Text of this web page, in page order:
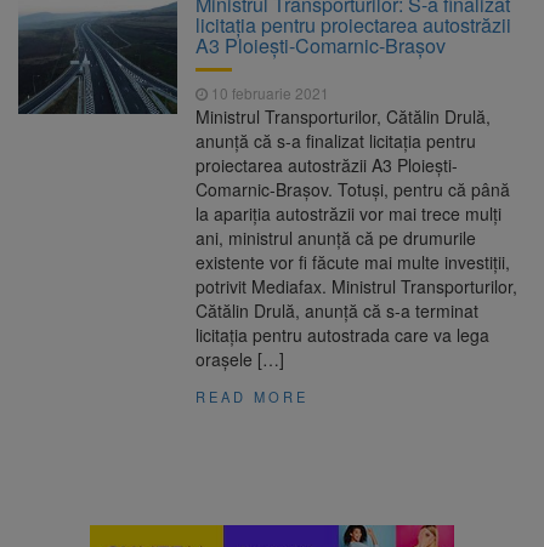
Ormeniș
6 august 2026
AUR a lansat platforma
suspeND.ro pentru urmărirea inițiativei de
suspendare a președintelui Nicușor Dan
6 august 2026
Înalta Curte analizează
dosarul lui Călin Georgescu și Horațiu Potra.
Judecătorii decid dacă începe procesul
Strategia națională pentru
biodiversitate 2026-2030, adoptată de Senat.
Proiectul merge la promulgare
licitația pentru proiectarea autostrăzii
A3 Ploiești-Comarnic-Brașov
10 februarie 2021
Ministrul Transporturilor, Cătălin Drulă,
anunță că s-a finalizat licitația pentru
proiectarea autostrăzii A3 Ploiești-
Comarnic-Brașov. Totuși, pentru că până
la apariția autostrăzii vor mai trece mulți
ani, ministrul anunță că pe drumurile
existente vor fi făcute mai multe investiții,
potrivit Mediafax. Ministrul Transporturilor,
Cătălin Drulă, anunță că s-a terminat
licitația pentru autostrada care va lega
orașele […]
READ MORE